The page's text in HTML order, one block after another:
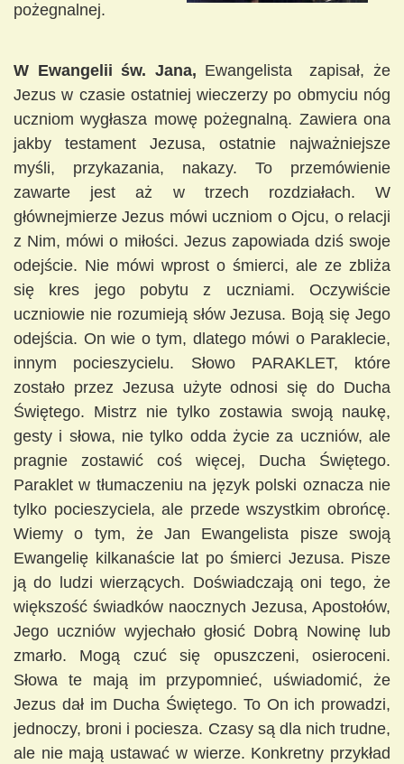
pożegnalnej.
W Ewangelii św. Jana, Ewangelista zapisał, że
Jezus w czasie ostatniej wieczerzy po obmyciu nóg
uczniom wygłasza mowę pożegnalną. Zawiera ona
jakby testament Jezusa, ostatnie najważniejsze
myśli, przykazania, nakazy. To przemówienie
zawarte jest aż w trzech rozdziałach. W
głównejmierze Jezus mówi uczniom o Ojcu, o relacji
z Nim, mówi o miłości. Jezus zapowiada dziś swoje
odejście. Nie mówi wprost o śmierci, ale ze zbliża
się kres jego pobytu z uczniami. Oczywiście
uczniowie nie rozumieją słów Jezusa. Boją się Jego
odejścia. On wie o tym, dlatego mówi o Paraklecie,
innym pocieszycielu. Słowo PARAKLET, które
zostało przez Jezusa użyte odnosi się do Ducha
Świętego. Mistrz nie tylko zostawia swoją naukę,
gesty i słowa, nie tylko odda życie za uczniów, ale
pragnie zostawić coś więcej, Ducha Świętego.
Paraklet w tłumaczeniu na język polski oznacza nie
tylko pocieszyciela, ale przede wszystkim obrońcę.
Wiemy o tym, że Jan Ewangelista pisze swoją
Ewangelię kilkanaście lat po śmierci Jezusa. Pisze
ją do ludzi wierzących. Doświadczają oni tego, że
większość świadków naocznych Jezusa, Apostołów,
Jego uczniów wyjechało głosić Dobrą Nowinę lub
zmarło. Mogą czuć się opuszczeni, osieroceni.
Słowa te mają im przypomnieć, uświadomić, że
Jezus dał im Ducha Świętego. To On ich prowadzi,
jednoczy, broni i pociesza. Czasy są dla nich trudne,
ale nie mają ustawać w wierze. Konkretny przykład